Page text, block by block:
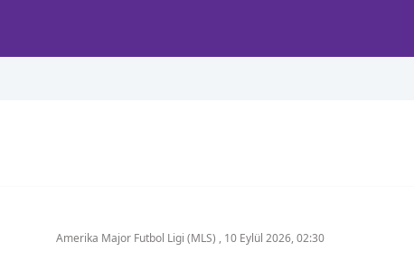
Amerika Major Futbol Ligi (MLS) , 10 Eylül 2026, 02:30